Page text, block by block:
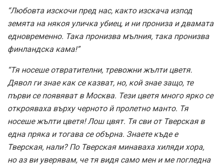
“Любовта изскочи пред нас, както изскача изпод
земята на някоя уличка убиец, и ни прониза и двамата
едновременно. Така пронизва мълния, така пронизва
финландска кама!”
“Тя носеше отвратителни, тревожни жълти цветя.
Дявол ги знае как се казват, но, кой знае защо, те
първи се появяват в Москва. Тези цветя много ярко се
открояваха върху черното й пролетно манто. Тя
носеше жълти цветя! Лош цвят. Тя сви от Тверская в
една пряка и тогава се обърна. Знаете къде е
Тверская, нали? По Тверская минаваха хиляди хора,
но аз ви уверявам, че тя видя само мен и ме погледна